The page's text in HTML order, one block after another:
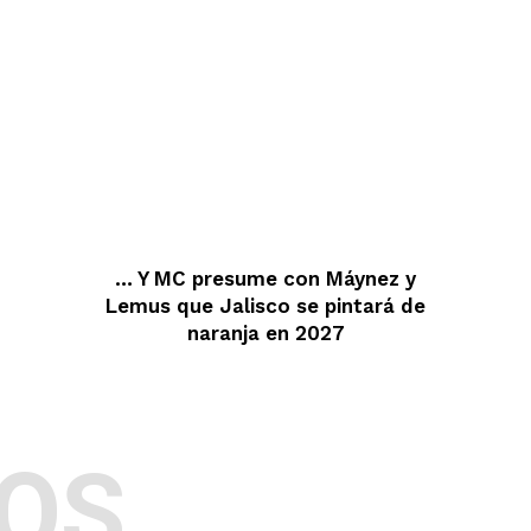
… Y MC presume con Máynez y
Lemus que Jalisco se pintará de
naranja en 2027